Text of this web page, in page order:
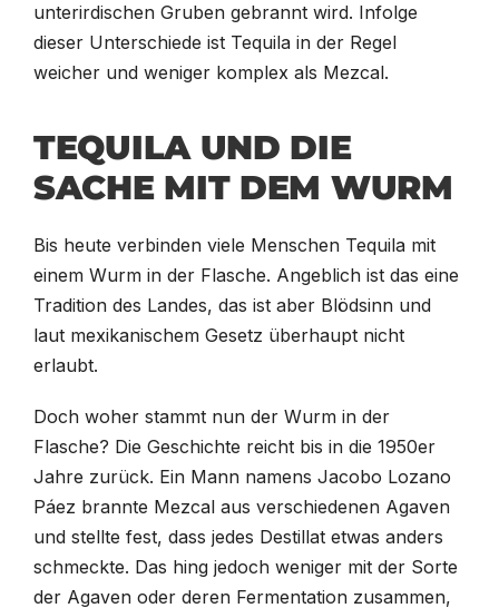
unterirdischen Gruben gebrannt wird. Infolge
dieser Unterschiede ist Tequila in der Regel
weicher und weniger komplex als Mezcal.
TEQUILA UND DIE
SACHE MIT DEM WURM
Bis heute verbinden viele Menschen Tequila mit
einem Wurm in der Flasche. Angeblich ist das eine
Tradition des Landes, das ist aber Blödsinn und
laut mexikanischem Gesetz überhaupt nicht
erlaubt.
Doch woher stammt nun der Wurm in der
Flasche? Die Geschichte reicht bis in die 1950er
Jahre zurück. Ein Mann namens Jacobo Lozano
Páez brannte Mezcal aus verschiedenen Agaven
und stellte fest, dass jedes Destillat etwas anders
schmeckte. Das hing jedoch weniger mit der Sorte
der Agaven oder deren Fermentation zusammen,